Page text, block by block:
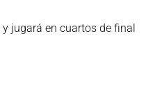
jugará en cuartos de final